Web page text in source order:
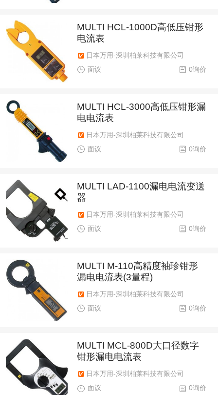
MULTI HCL-1000D高低压钳形
电流表
日本万用-深圳柏莱科技有限公司
0询价
面议
MULTI HCL-3000高低压钳形漏
电电流表
日本万用-深圳柏莱科技有限公司
0询价
面议
MULTI LAD-1100漏电电流变送
器
日本万用-深圳柏莱科技有限公司
0询价
面议
MULTI M-110高精度袖珍钳形
漏电电流表(3量程)
日本万用-深圳柏莱科技有限公司
0询价
面议
MULTI MCL-800D大口径数字
钳形漏电电流表
日本万用-深圳柏莱科技有限公司
0询价
面议